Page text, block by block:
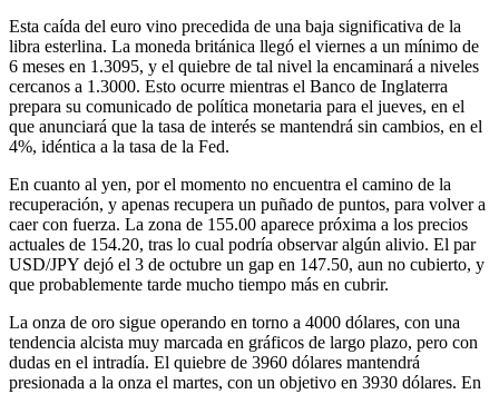
Esta caída del euro vino precedida de una baja significativa de la
libra esterlina. La moneda británica llegó el viernes a un mínimo de
6 meses en 1.3095, y el quiebre de tal nivel la encaminará a niveles
cercanos a 1.3000. Esto ocurre mientras el Banco de Inglaterra
prepara su comunicado de política monetaria para el jueves, en el
que anunciará que la tasa de interés se mantendrá sin cambios, en el
4%, idéntica a la tasa de la Fed.
En cuanto al yen, por el momento no encuentra el camino de la
recuperación, y apenas recupera un puñado de puntos, para volver a
caer con fuerza. La zona de 155.00 aparece próxima a los precios
actuales de 154.20, tras lo cual podría observar algún alivio. El par
USD/JPY dejó el 3 de octubre un gap en 147.50, aun no cubierto, y
que probablemente tarde mucho tiempo más en cubrir.
La onza de oro sigue operando en torno a 4000 dólares, con una
tendencia alcista muy marcada en gráficos de largo plazo, pero con
dudas en el intradía. El quiebre de 3960 dólares mantendrá
presionada a la onza el martes, con un objetivo en 3930 dólares. En